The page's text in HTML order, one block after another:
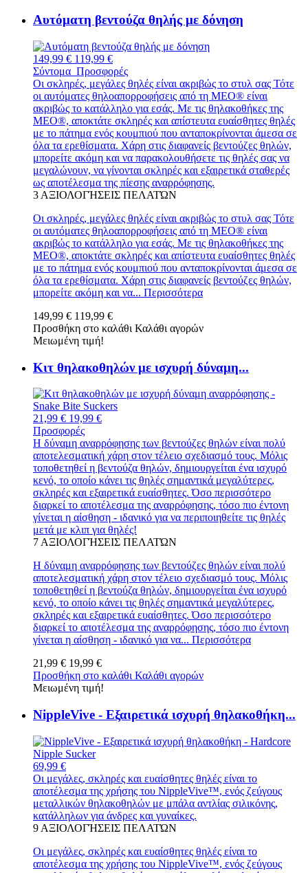
Αυτόματη βεντούζα θηλής με δόνηση
149,99 € 119,99 €
Σύντομα Προσφορές
Οι σκληρές, μεγάλες θηλές είναι ακριβώς το στυλ σας Τότε
οι αυτόματες θηλοαπορροφήσεις από τη MEO® είναι
ακριβώς το κατάλληλο για εσάς. Με τις θηλακοθήκες της
MEO®, αποκτάτε σκληρές και απίστευτα ευαίσθητες θηλές
με το πάτημα ενός κουμπιού που ανταποκρίνονται άμεσα σε
όλα τα ερεθίσματα. Χάρη στις διαφανείς βεντούζες θηλών,
μπορείτε ακόμη και να παρακολουθήσετε τις θηλές σας να
μεγαλώνουν, να γίνονται σκληρές και εξαιρετικά σταθερές
ως αποτέλεσμα της πίεσης αναρρόφησης.
3 ΑΞΙΟΛΟΓΉΣΕΙΣ ΠΕΛΑΤΏΝ
Οι σκληρές, μεγάλες θηλές είναι ακριβώς το στυλ σας Τότε
οι αυτόματες θηλοαπορροφήσεις από τη MEO® είναι
ακριβώς το κατάλληλο για εσάς. Με τις θηλακοθήκες της
MEO®, αποκτάτε σκληρές και απίστευτα ευαίσθητες θηλές
με το πάτημα ενός κουμπιού που ανταποκρίνονται άμεσα σε
όλα τα ερεθίσματα. Χάρη στις διαφανείς βεντούζες θηλών,
μπορείτε ακόμη και να... Περισσότερα
149,99 € 119,99 €
Προσθήκη στο καλάθι Καλάθι αγορών
Μειωμένη τιμή!
Κιτ θηλακοθηλών με ισχυρή δύναμη...
21,99 € 19,99 €
Προσφορές
Η δύναμη αναρρόφησης των βεντούζες θηλών είναι πολύ
αποτελεσματική χάρη στον τέλειο σχεδιασμό τους. Μόλις
τοποθετηθεί η βεντούζα θηλών, δημιουργείται ένα ισχυρό
κενό, το οποίο κάνει τις θηλές σημαντικά μεγαλύτερες,
σκληρές και εξαιρετικά ευαίσθητες. Όσο περισσότερο
διαρκεί το αποτέλεσμα της αναρρόφησης, τόσο πιο έντονη
γίνεται η αίσθηση - ιδανικό για να περιποιηθείτε τις θηλές
μετά με κλιπ για θηλές!
7 ΑΞΙΟΛΟΓΉΣΕΙΣ ΠΕΛΑΤΏΝ
Η δύναμη αναρρόφησης των βεντούζες θηλών είναι πολύ
αποτελεσματική χάρη στον τέλειο σχεδιασμό τους. Μόλις
τοποθετηθεί η βεντούζα θηλών, δημιουργείται ένα ισχυρό
κενό, το οποίο κάνει τις θηλές σημαντικά μεγαλύτερες,
σκληρές και εξαιρετικά ευαίσθητες. Όσο περισσότερο
διαρκεί το αποτέλεσμα της αναρρόφησης, τόσο πιο έντονη
γίνεται η αίσθηση - ιδανικό για να... Περισσότερα
21,99 € 19,99 €
Προσθήκη στο καλάθι Καλάθι αγορών
Μειωμένη τιμή!
NippleVive - Εξαιρετικά ισχυρή θηλακοθήκη...
69,99 €
Οι μεγάλες, σκληρές και ευαίσθητες θηλές είναι το
αποτέλεσμα της χρήσης του NippleVive™, ενός ζεύγους
μεταλλικών θηλακοθηλών με μπάλα αντλίας σιλικόνης,
κατάλληλων για άνδρες και γυναίκες.
9 ΑΞΙΟΛΟΓΉΣΕΙΣ ΠΕΛΑΤΏΝ
Οι μεγάλες, σκληρές και ευαίσθητες θηλές είναι το
αποτέλεσμα της χρήσης του NippleVive™, ενός ζεύγους